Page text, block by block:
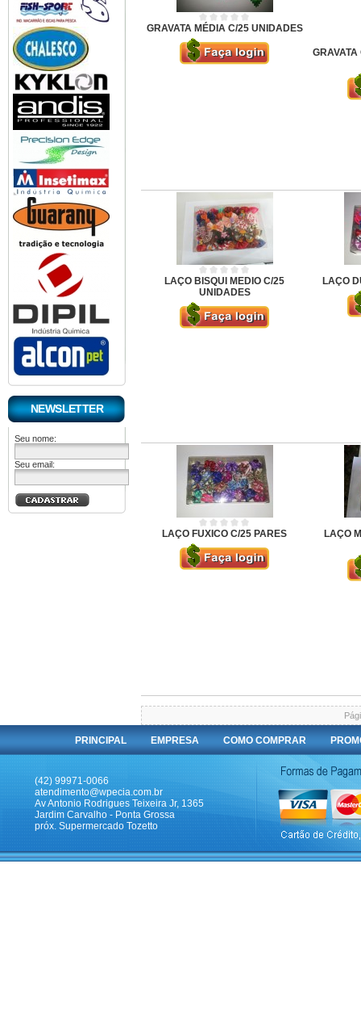
NEWSLETTER
Seu nome:
Seu email:
GRAVATA MÉDIA C/25 UNIDADES
LAÇO BISQUI MEDIO C/25
UNIDADES
LAÇO
LAÇO FUXICO C/25 PARES LAÇO
PRINCIPAL EMPRESA COMO COMPRAR
(42) 99971-0066
atendimento@wpecia.com.br
Av Antonio Rodrigues Teixeira Jr, 1365
Jardim Carvalho - Ponta Grossa
próx. Supermercado Tozetto